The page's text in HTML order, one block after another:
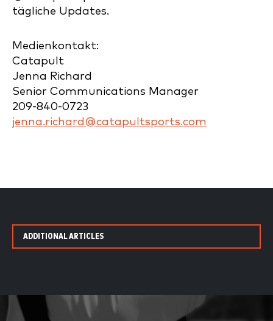
tägliche Updates.
Medienkontakt:
Catapult
Jenna Richard
Senior Communications Manager
209-840-0723
jenna.richard@catapultsports.com
ADDITIONAL ARTICLES